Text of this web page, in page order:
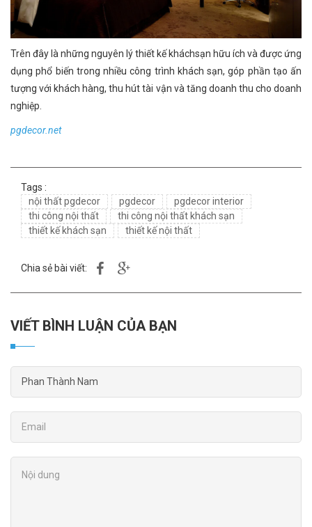
Trên đây là những nguyên lý thiết kế kháchsạn hữu ích và được ứng
dụng phổ biến trong nhiều công trình khách sạn, góp phần tạo ấn
tượng với khách hàng, thu hút tài vận và tăng doanh thu cho doanh
nghiệp.
pgdecor.net
Tags :
nội thất pgdecor
pgdecor
pgdecor interior
thi công nội thất
thi công nội thất khách sạn
thiết kế khách sạn
thiết kế nội thất
Chia sẻ bài viết:
VIẾT BÌNH LUẬN CỦA BẠN